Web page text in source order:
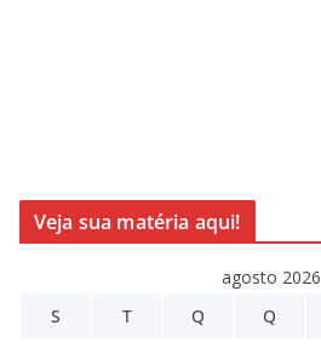
Veja sua matéria aqui!
agosto 2026
S
T Q Q